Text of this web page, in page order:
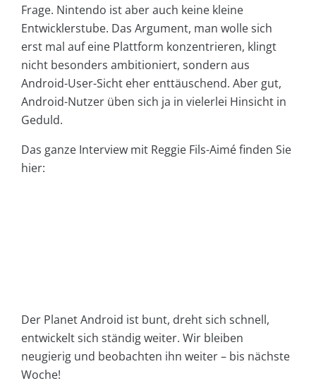
Frage. Nintendo ist aber auch keine kleine
Entwicklerstube. Das Argument, man wolle sich
erst mal auf eine Plattform konzentrieren, klingt
nicht besonders ambitioniert, sondern aus
Android-User-Sicht eher enttäuschend. Aber gut,
Android-Nutzer üben sich ja in vielerlei Hinsicht in
Geduld.
Das ganze Interview mit Reggie Fils-Aimé finden Sie
hier:
Der Planet Android ist bunt, dreht sich schnell,
entwickelt sich ständig weiter. Wir bleiben
neugierig und beobachten ihn weiter – bis nächste
Woche!